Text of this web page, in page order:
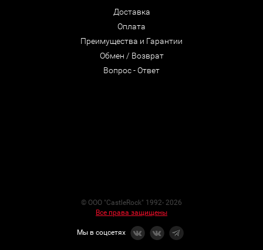
Доставка
Оплата
Преимущества и Гарантии
Обмен / Возврат
Вопрос - Ответ
© ООО "CastleRock" 1992- 2026
Все права защищены
Мы в соцсетях